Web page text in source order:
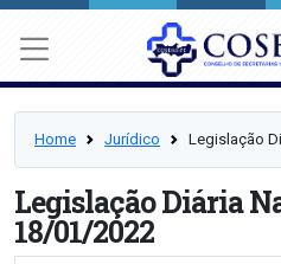
Home Jurídico Legislação
Legislação Diária
18/01/2022